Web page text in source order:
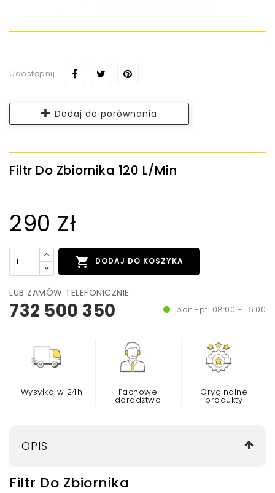
Udostępnij
Dodaj do porównania
Filtr Do Zbiornika 120 L/min
290 Zł
 DODAJ DO KOSZYKA
LUB ZAMÓW TELEFONICZNIE
732 500 350 pon.-pt: 08:00 - 16:00
Wysyłka w 24h Fachowe
doradztwo
Oryginalne
produkty
OPIS
Filtr Do Zbiornika